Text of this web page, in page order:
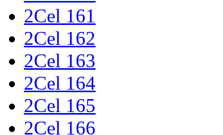
2Cel 161
2Cel 162
2Cel 163
2Cel 164
2Cel 165
2Cel 166